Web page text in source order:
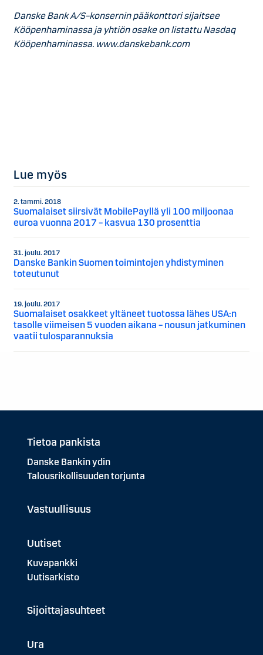
Danske Bank A/S–konsernin pääkonttori sijaitsee
Kööpenhaminassa ja yhtiön osake on listattu Nasdaq
Kööpenhaminassa. www.danskebank.com
Lue myös
2. tammi. 2018
Suomalaiset siirsivät MobilePayllä yli 100 miljoonaa
euroa vuonna 2017 – kasvua 130 prosenttia
31. joulu. 2017
Danske Bankin Suomen toimintojen yhdistyminen
toteutunut
19. joulu. 2017
Suomalaiset osakkeet yltäneet tuotossa lähes USA:n
tasolle viimeisen 5 vuoden aikana – nousun jatkuminen
vaatii tulosparannuksia
Tietoa pankista
Danske Bankin ydin
Talousrikollisuuden torjunta
Vastuullisuus
Uutiset
Kuvapankki
Uutisarkisto
Sijoittajasuhteet
Ura